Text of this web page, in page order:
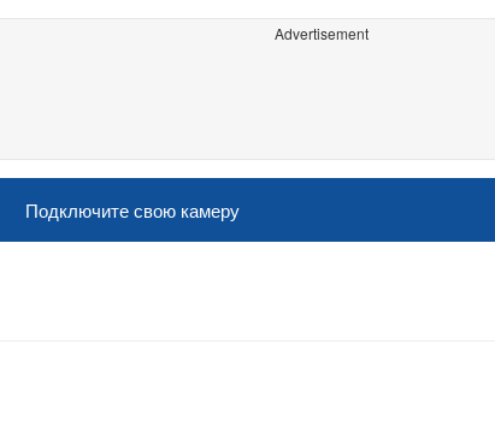
Advertisement
Подключите свою камеру